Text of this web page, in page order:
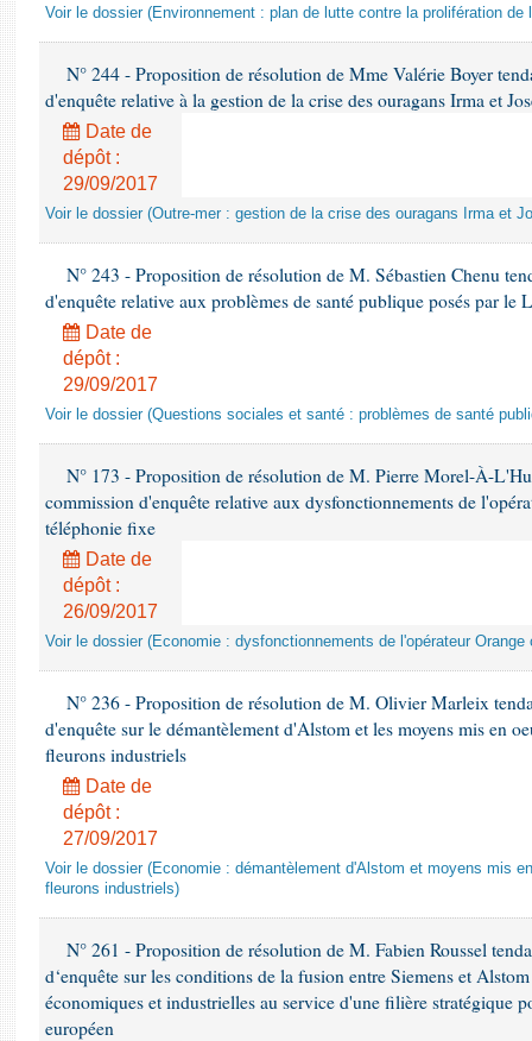
Voir le dossier (Environnement : plan de lutte contre la prolifération de
N° 244 - Proposition de résolution de Mme Valérie Boyer
d'enquête relative à la gestion de la crise des ouragans Irma et
Date de
dépôt :
29/09/2017
Voir le dossier (Outre-mer : gestion de la crise des ouragans Irma et
N° 243 - Proposition de résolution de M. Sébastien Chenu
d'enquête relative aux problèmes de santé publique posés par le
Date de
dépôt :
29/09/2017
Voir le dossier (Questions sociales et santé : problèmes de santé
N° 173 - Proposition de résolution de M. Pierre Morel-À-
commission d'enquête relative aux dysfonctionnements de
téléphonie fixe
Date de
dépôt :
26/09/2017
Voir le dossier (Economie : dysfonctionnements de l'opérateur
N° 236 - Proposition de résolution de M. Olivier Marleix
d'enquête sur le démantèlement d'Alstom et les moyens mis en
fleurons industriels
Date de
dépôt :
27/09/2017
Voir le dossier (Economie : démantèlement d'Alstom et moyens mis
fleurons industriels)
N° 261 - Proposition de résolution de M. Fabien Roussel
d‘enquête sur les conditions de la fusion entre Siemens et
économiques et industrielles au service d'une filière stratégique
européen